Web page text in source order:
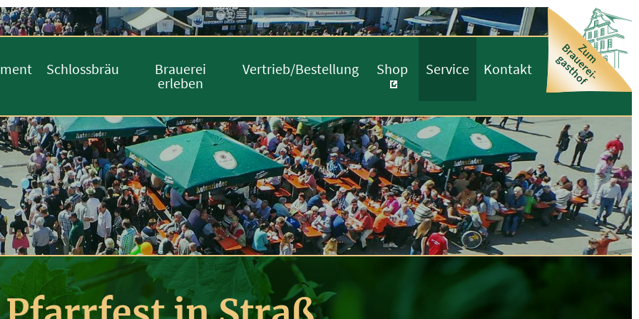
Schlossbräu
Brauerei
erleben
Vertrieb/Bestellung Shop Service Kontakt